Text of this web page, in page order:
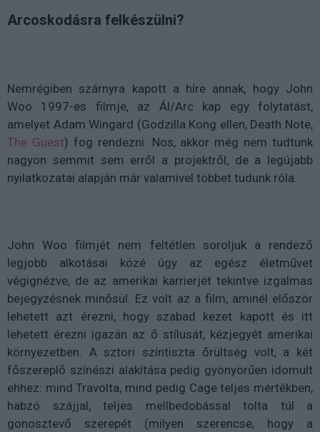
Arcoskodásra felkészülni?
Nemrégiben szárnyra kapott a híre annak, hogy John
Woo 1997-es filmje, az Ál/Arc kap egy folytatást,
amelyet Adam Wingard (Godzilla Kong ellen, Death Note,
The Guest) fog rendezni. Nos, akkor még nem tudtunk
nagyon semmit sem erről a projektről, de a legújabb
nyilatkozatai alapján már valamivel többet tudunk róla.
John Woo filmjét nem feltétlen soroljuk a rendező
legjobb alkotásai közé úgy az egész életművet
végignézve, de az amerikai karrierjét tekintve izgalmas
bejegyzésnek minősül. Ez volt az a film, aminél először
lehetett azt érezni, hogy szabad kezet kapott és itt
lehetett érezni igazán az ő stílusát, kézjegyét amerikai
környezetben. A sztori színtiszta őrültség volt, a két
főszereplő színészi alakítása pedig gyönyörűen idomult
ehhez: mind Travolta, mind pedig Cage teljes mértékben,
habzó szájjal, teljes mellbedobással tolta túl a
gonosztevő szerepét (milyen szerencse, hogy a